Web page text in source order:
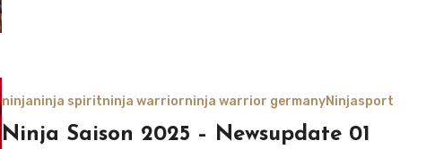
ninjaninja spiritninja warriorninja warrior germanyNinjasport
Ninja Saison 2025 – Newsupdate 01